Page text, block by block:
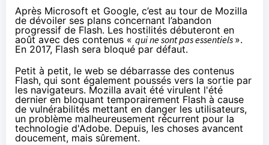
Après Microsoft et Google, c’est au tour de Mozilla
de dévoiler ses plans concernant l’abandon
progressif de Flash. Les hostilités débuteront en
août avec des contenus « qui ne sont pas essentiels ».
En 2017, Flash sera bloqué par défaut.
Petit à petit, le web se débarrasse des contenus
Flash, qui sont également poussés vers la sortie par
les navigateurs. Mozilla avait été virulent l'été
dernier en bloquant temporairement Flash à cause
de vulnérabilités mettant en danger les utilisateurs,
un problème malheureusement récurrent pour la
technologie d'Adobe. Depuis, les choses avancent
doucement, mais sûrement.